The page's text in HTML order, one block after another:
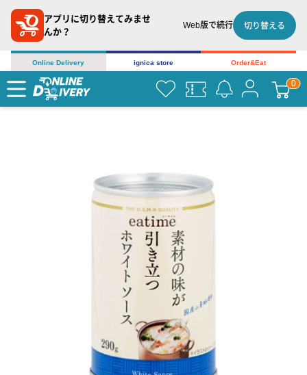
アプリに切り替えてみませ
んか？
Web版で続行 切り替える
Online Delivery ignica store Order&Eat